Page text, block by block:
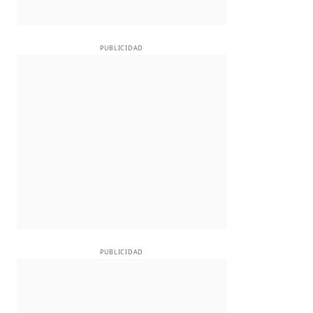
PUBLICIDAD
PUBLICIDAD